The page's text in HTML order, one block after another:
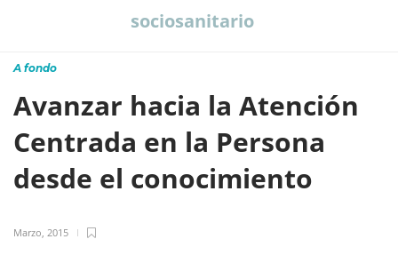
sociosanitario
A fondo
Avanzar hacia la Atención
Centrada en la Persona
desde el conocimiento
Marzo, 2015